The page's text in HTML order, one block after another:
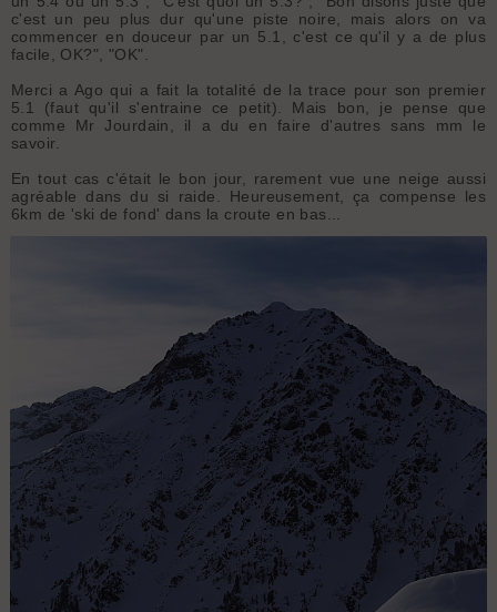
c'est un peu plus dur qu'une piste noire, mais alors on va
commencer en douceur par un 5.1, c'est ce qu'il y a de plus
facile, OK?", "OK".
Merci a Ago qui a fait la totalité de la trace pour son premier
5.1 (faut qu'il s'entraine ce petit). Mais bon, je pense que
comme Mr Jourdain, il a du en faire d'autres sans mm le
savoir.
En tout cas c'était le bon jour, rarement vue une neige aussi
agréable dans du si raide. Heureusement, ça compense les
6km de 'ski de fond' dans la croute en bas...